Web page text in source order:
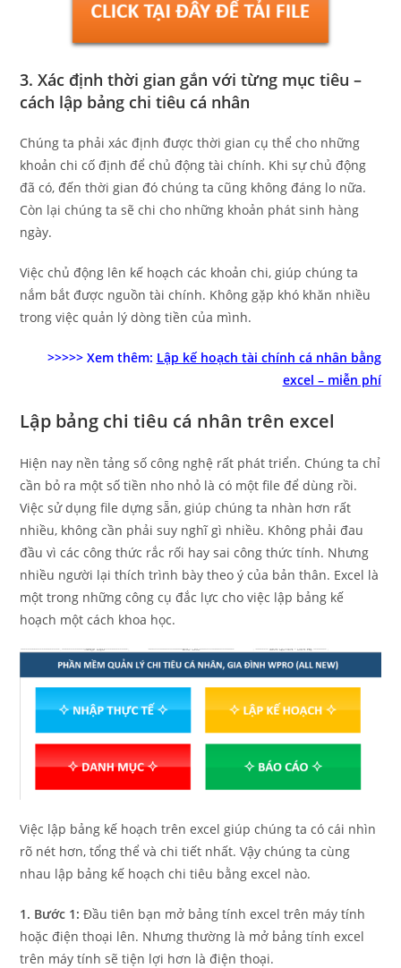
3. Xác định thời gian gắn với từng mục tiêu –
cách lập bảng chi tiêu cá nhân
Chúng ta phải xác định được thời gian cụ thể cho những
khoản chi cố định để chủ động tài chính. Khi sự chủ động
đã có, đến thời gian đó chúng ta cũng không đáng lo nữa.
Còn lại chúng ta sẽ chi cho những khoản phát sinh hàng
ngày.
Việc chủ động lên kế hoạch các khoản chi, giúp chúng ta
nắm bắt được nguồn tài chính. Không gặp khó khăn nhiều
trong việc quản lý dòng tiền của mình.
>>>>> Xem thêm: Lập kế hoạch tài chính cá nhân bằng
excel – miễn phí
Lập bảng chi tiêu cá nhân trên excel
Hiện nay nền tảng số công nghệ rất phát triển. Chúng ta chỉ
cần bỏ ra một số tiền nho nhỏ là có một file để dùng rồi.
Việc sử dụng file dựng sẵn, giúp chúng ta nhàn hơn rất
nhiều, không cần phải suy nghĩ gì nhiều. Không phải đau
đầu vì các công thức rắc rối hay sai công thức tính. Nhưng
nhiều người lại thích trình bày theo ý của bản thân. Excel là
một trong những công cụ đắc lực cho việc lập bảng kế
hoạch một cách khoa học.
Việc lập bảng kế hoạch trên excel giúp chúng ta có cái nhìn
rõ nét hơn, tổng thể và chi tiết nhất. Vậy chúng ta cùng
nhau lập bảng kế hoạch chi tiêu bằng excel nào.
1. Bước 1: Đầu tiên bạn mở bảng tính excel trên máy tính
hoặc điện thoại lên. Nhưng thường là mở bảng tính excel
trên máy tính sẽ tiện lợi hơn là điện thoại.